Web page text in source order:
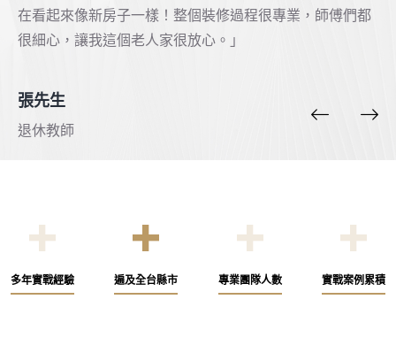
在看起來像新房子一樣！整個裝修過程很專業，師傅們都
很細心，讓我這個老人家很放心。」
張先生
退休教師
+
多年實戰經驗
+
遍及全台縣市
+
專業團隊人數
+
實戰案例累積